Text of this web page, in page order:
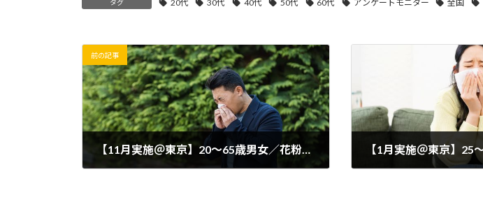
タグ 20代 30代 40代 50代 60代 アンケートモニター 全国
前の記事
【11月実施＠東京】20～65歳男女／花粉やハウスダストでお困りの方★健康食品モニター